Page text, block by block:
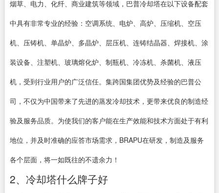
烟草、电力、化纤、商业建筑等领域，巴普冷却塔在以下设备配套
中具有非常专业的经验：空调系统、电炉、高炉、压缩机、空压
机、压铸机、单晶炉、多晶炉、层压机、连铸结晶器、焊接机、涂
装设备、注塑机、玻璃熔化炉、制瓶机、冷冻机、杀菌机、液压
机，受到行业用户的广泛信任。集跨国集团优势及经验的巴普公
司，不仅为中国带来了先进的蒸发冷却技术，更带来优良的制造经
验及服务品质。为使我们的客户能在生产效能和技术方面处于有利
地位，并及时准确的应答市场需求，BRAPU在研发，制造及服务
各个层面，将一如既往的不遗余力！
2、冷却塔什么牌子好